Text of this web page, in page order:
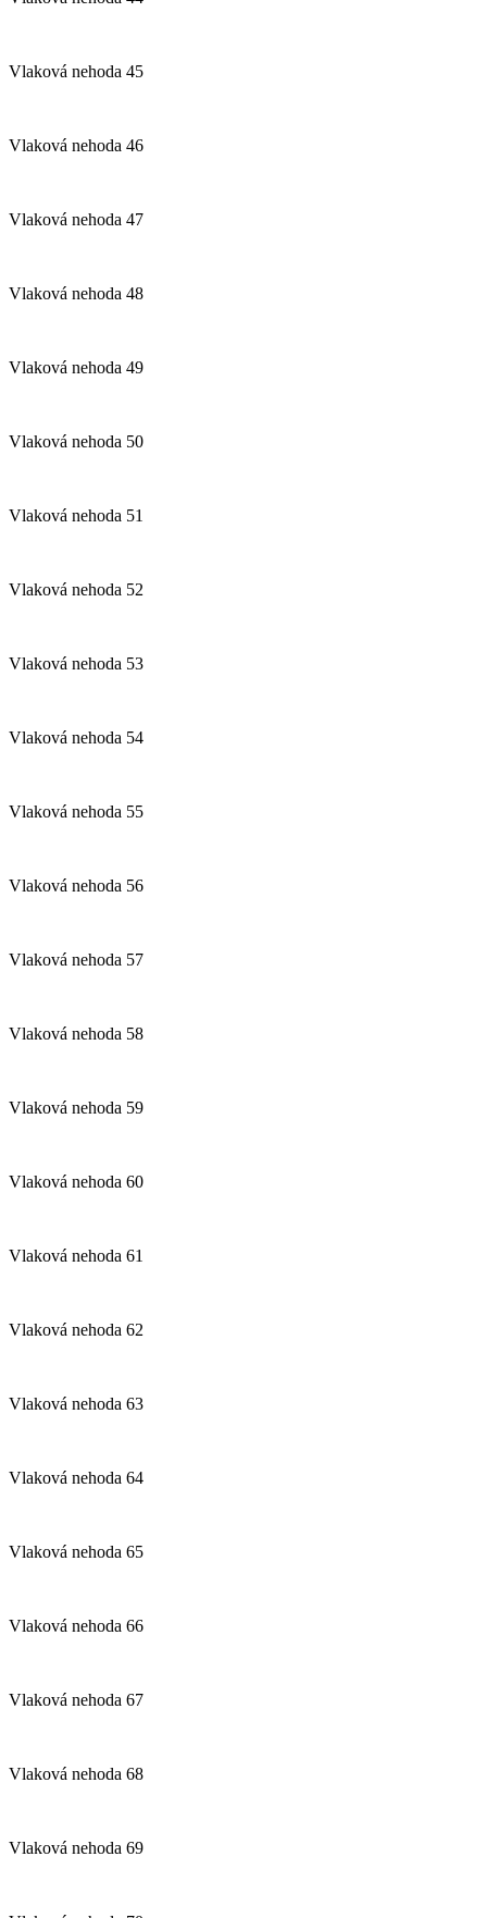
Vlaková nehoda 45
Vlaková nehoda 46
Vlaková nehoda 47
Vlaková nehoda 48
Vlaková nehoda 49
Vlaková nehoda 50
Vlaková nehoda 51
Vlaková nehoda 52
Vlaková nehoda 53
Vlaková nehoda 54
Vlaková nehoda 55
Vlaková nehoda 56
Vlaková nehoda 57
Vlaková nehoda 58
Vlaková nehoda 59
Vlaková nehoda 60
Vlaková nehoda 61
Vlaková nehoda 62
Vlaková nehoda 63
Vlaková nehoda 64
Vlaková nehoda 65
Vlaková nehoda 66
Vlaková nehoda 67
Vlaková nehoda 68
Vlaková nehoda 69